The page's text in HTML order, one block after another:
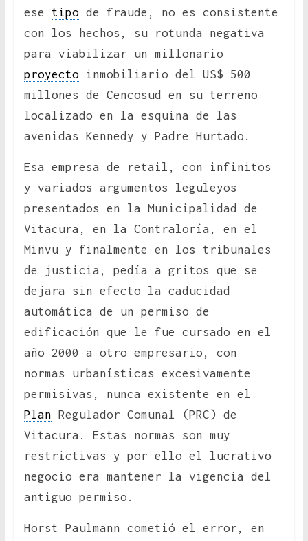
ese tipode fraude, no es consistente
con los hechos, su rotunda negativa
para viabilizar un millonario
proyectoinmobiliario del US$ 500
millones de Cencosud en su terreno
localizado en la esquina de las
avenidas Kennedy y Padre Hurtado.
Esa empresa de retail, con infinitos
y variados argumentos leguleyos
presentados en la Municipalidad de
Vitacura, en la Contraloría, en el
Minvu y finalmente en los tribunales
de justicia, pedía a gritos que se
dejara sin efecto la caducidad
automática de un permiso de
edificación que le fue cursado en el
año 2000 a otro empresario, con
normas urbanísticas excesivamente
permisivas, nunca existente en el
Plan Regulador Comunal (PRC) de
Vitacura. Estas normas son muy
restrictivas y por ello el lucrativo
negocio era mantener la vigencia del
antiguo permiso.
Horst Paulmann cometió el error, en